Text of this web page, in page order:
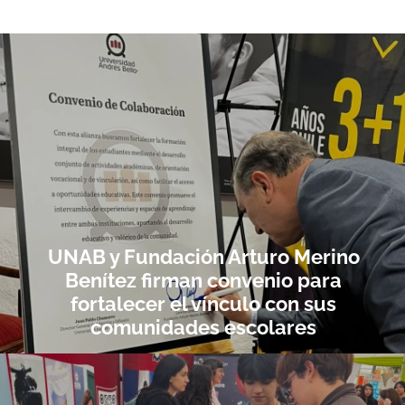
UNAB y Fundación Arturo Merino
Benítez firman convenio para
fortalecer el vínculo con sus
comunidades escolares